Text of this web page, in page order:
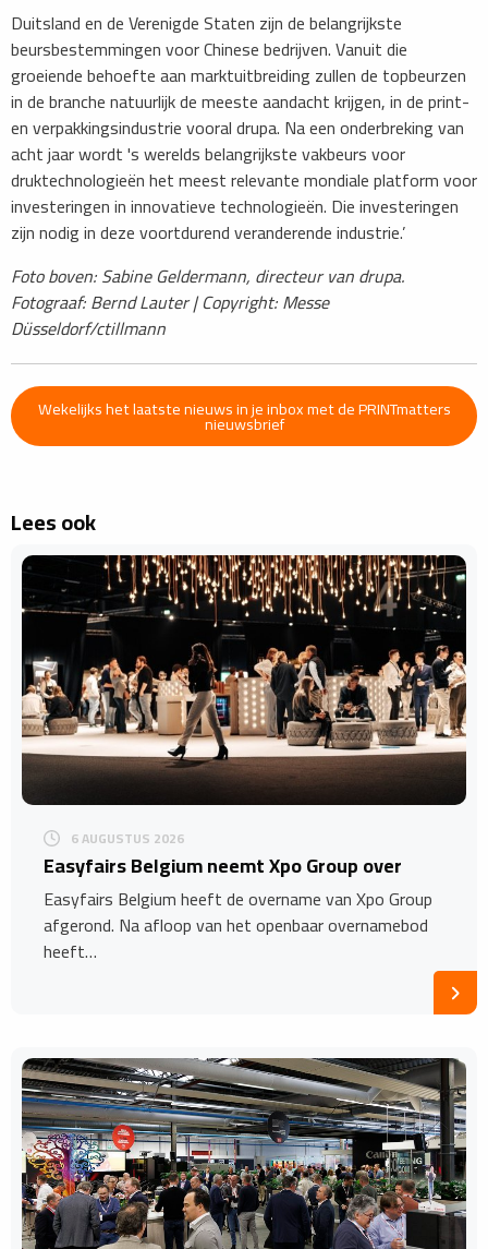
Duitsland en de Verenigde Staten zijn de belangrijkste
beursbestemmingen voor Chinese bedrijven. Vanuit die
groeiende behoefte aan marktuitbreiding zullen de topbeurzen
in de branche natuurlijk de meeste aandacht krijgen, in de print-
en verpakkingsindustrie vooral drupa. Na een onderbreking van
acht jaar wordt 's werelds belangrijkste vakbeurs voor
druktechnologieën het meest relevante mondiale platform voor
investeringen in innovatieve technologieën. Die investeringen
zijn nodig in deze voortdurend veranderende industrie.’
Foto boven: Sabine Geldermann, directeur van drupa.
Fotograaf: Bernd Lauter | Copyright: Messe
Düsseldorf/ctillmann
Wekelijks het laatste nieuws in je inbox met de PRINTmatters
nieuwsbrief
Lees ook
6 AUGUSTUS 2026
Easyfairs Belgium neemt Xpo Group over
Easyfairs Belgium heeft de overname van Xpo Group
afgerond. Na afloop van het openbaar overnamebod
heeft…